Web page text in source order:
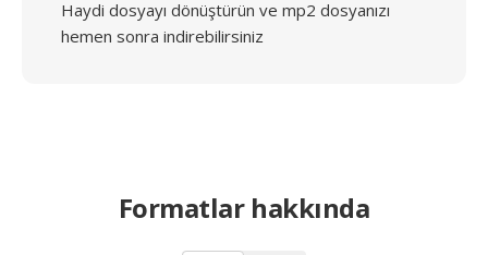
Haydi dosyayı dönüştürün ve mp2 dosyanızı
hemen sonra indirebilirsiniz
Formatlar hakkında